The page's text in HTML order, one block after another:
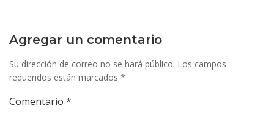
Agregar un comentario
Su dirección de correo no se hará público. Los campos
requeridos están marcados *
Comentario *